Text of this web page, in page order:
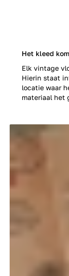
Het kleed
Elk vintage
Hierin staat
locatie waar
materiaal het